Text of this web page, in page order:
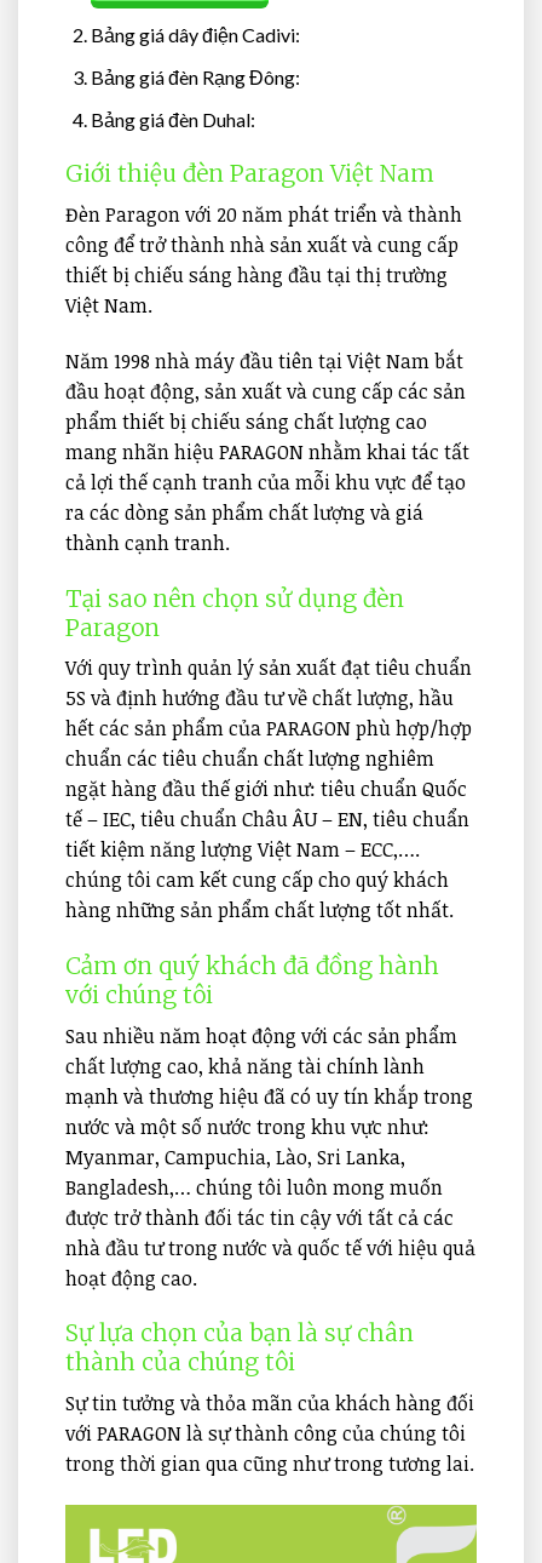
Bảng giá dây điện Cadivi:
Bảng giá đèn Rạng Đông:
Bảng giá đèn Duhal:
Giới thiệu đèn Paragon Việt Nam
Đèn Paragon với 20 năm phát triển và thành
công để trở thành nhà sản xuất và cung cấp
thiết bị chiếu sáng hàng đầu tại thị trường
Việt Nam.
Năm 1998 nhà máy đầu tiên tại Việt Nam bắt
đầu hoạt động, sản xuất và cung cấp các sản
phẩm thiết bị chiếu sáng chất lượng cao
mang nhãn hiệu PARAGON nhằm khai tác tất
cả lợi thế cạnh tranh của mỗi khu vực để tạo
ra các dòng sản phẩm chất lượng và giá
thành cạnh tranh.
Tại sao nên chọn sử dụng đèn
Paragon
Với quy trình quản lý sản xuất đạt tiêu chuẩn
5S và định hướng đầu tư về chất lượng, hầu
hết các sản phẩm của PARAGON phù hợp/hợp
chuẩn các tiêu chuẩn chất lượng nghiêm
ngặt hàng đầu thế giới như: tiêu chuẩn Quốc
tế – IEC, tiêu chuẩn Châu ÂU – EN, tiêu chuẩn
tiết kiệm năng lượng Việt Nam – ECC,….
chúng tôi cam kết cung cấp cho quý khách
hàng những sản phẩm chất lượng tốt nhất.
Cảm ơn quý khách đã đồng hành
với chúng tôi
Sau nhiều năm hoạt động với các sản phẩm
chất lượng cao, khả năng tài chính lành
mạnh và thương hiệu đã có uy tín khắp trong
nước và một số nước trong khu vực như:
Myanmar, Campuchia, Lào, Sri Lanka,
Bangladesh,… chúng tôi luôn mong muốn
được trở thành đối tác tin cậy với tất cả các
nhà đầu tư trong nước và quốc tế với hiệu quả
hoạt động cao.
Sự lựa chọn của bạn là sự chân
thành của chúng tôi
Sự tin tưởng và thỏa mãn của khách hàng đối
với PARAGON là sự thành công của chúng tôi
trong thời gian qua cũng như trong tương lai.